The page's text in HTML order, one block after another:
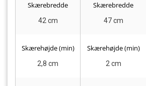
Skærebredde
42 cm
Skærebredde
47 cm
Skærehøjde (min)
2,8 cm
Skærehøjde (min)
2 cm